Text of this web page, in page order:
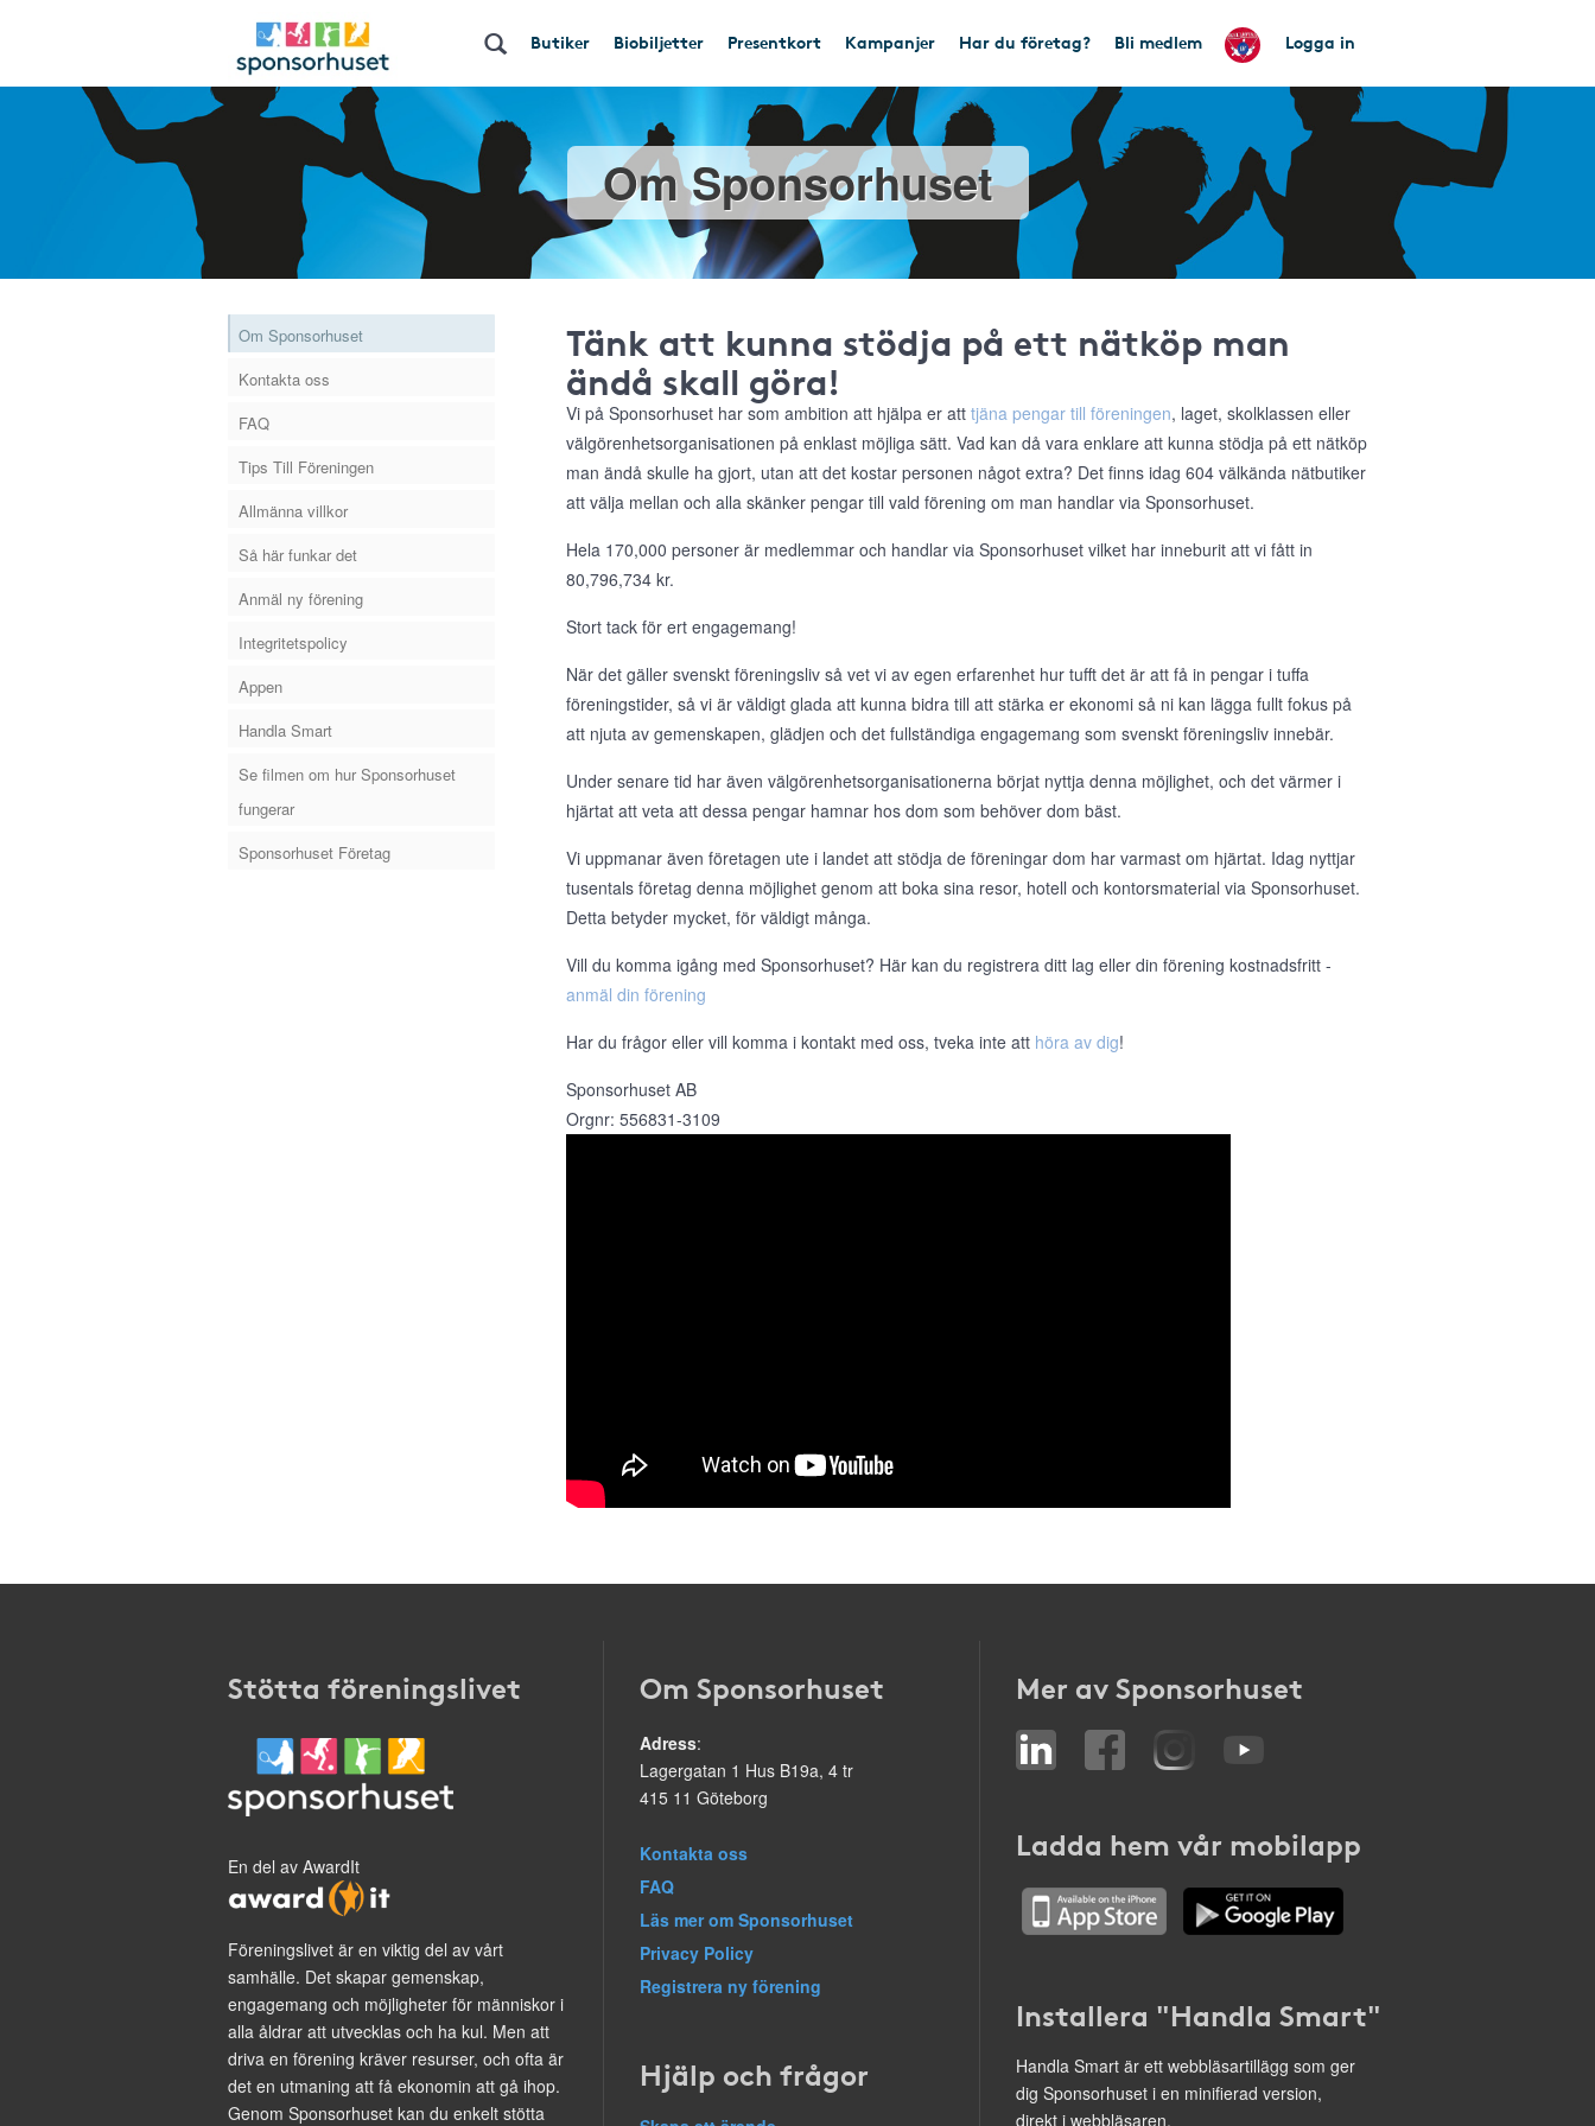
Butiker Biobiljetter Presentkort Kampanjer Har du företag? Bli medlem Logga in
Om Sponsorhuset
Om Sponsorhuset
Kontakta oss
FAQ
Tips Till Föreningen
Allmänna villkor
Så här funkar det
Anmäl ny förening
Integritetspolicy
Appen
Handla Smart
Se filmen om hur Sponsorhuset
fungerar
Sponsorhuset Företag
Tänk att kunna stödja på ett nätköp man
ändå skall göra!
Vi på Sponsorhuset har som ambition att hjälpa er att tjäna pengar till föreningen, laget, skolklassen eller
välgörenhetsorganisationen på enklast möjliga sätt. Vad kan då vara enklare att kunna stödja på ett nätköp
man ändå skulle ha gjort, utan att det kostar personen något extra? Det finns idag 604 välkända nätbutiker
att välja mellan och alla skänker pengar till vald förening om man handlar via Sponsorhuset.
Hela 170,000 personer är medlemmar och handlar via Sponsorhuset vilket har inneburit att vi fått in
80,796,734 kr.
Stort tack för ert engagemang!
När det gäller svenskt föreningsliv så vet vi av egen erfarenhet hur tufft det är att få in pengar i tuffa
föreningstider, så vi är väldigt glada att kunna bidra till att stärka er ekonomi så ni kan lägga fullt fokus på
att njuta av gemenskapen, glädjen och det fullständiga engagemang som svenskt föreningsliv innebär.
Under senare tid har även välgörenhetsorganisationerna börjat nyttja denna möjlighet, och det värmer i
hjärtat att veta att dessa pengar hamnar hos dom som behöver dom bäst.
Vi uppmanar även företagen ute i landet att stödja de föreningar dom har varmast om hjärtat. Idag nyttjar
tusentals företag denna möjlighet genom att boka sina resor, hotell och kontorsmaterial via Sponsorhuset.
Detta betyder mycket, för väldigt många.
Vill du komma igång med Sponsorhuset? Här kan du registrera ditt lag eller din förening kostnadsfritt -
anmäl din förening
Har du frågor eller vill komma i kontakt med oss, tveka inte att höra av dig!
Sponsorhuset AB
Orgnr: 556831-3109
Stötta föreningslivet
En del av AwardIt
Föreningslivet är en viktig del av vårt
samhälle. Det skapar gemenskap,
engagemang och möjligheter för människor i
alla åldrar att utvecklas och ha kul. Men att
driva en förening kräver resurser, och ofta är
det en utmaning att få ekonomin att gå ihop.
Genom Sponsorhuset kan du enkelt stötta
Om Sponsorhuset
Adress:
Lagergatan 1 Hus B19a, 4 tr
415 11 Göteborg
Kontakta oss
FAQ
Läs mer om Sponsorhuset
Privacy Policy
Registrera ny förening
Hjälp och frågor
Mer av Sponsorhuset
Ladda hem vår mobilapp
Installera "Handla Smart"
Handla Smart är ett webbläsartillägg som ger
dig Sponsorhuset i en minifierad version,
direkt i webbläsaren.